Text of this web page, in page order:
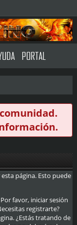
PORTAL
página. Esto puede
favor, iniciar sesión
registrarte?
¿Estás tratando de